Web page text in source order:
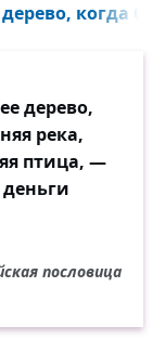
когда
дерево,
река,
птица, —
пословица